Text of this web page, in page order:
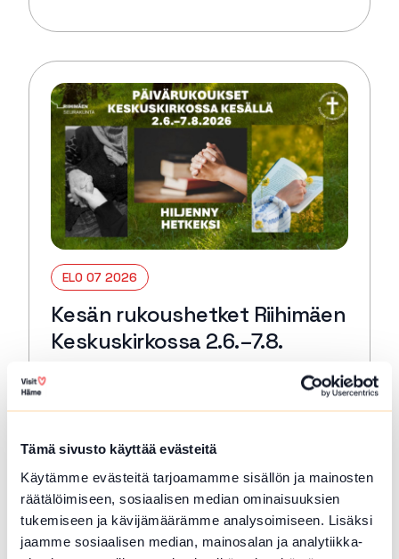
Tämä sivusto käyttää evästeitä
Käytämme evästeitä tarjoamamme sisällön ja mainosten
räätälöimiseen, sosiaalisen median ominaisuuksien
tukemiseen ja kävijämäärämme analysoimiseen. Lisäksi
jaamme sosiaalisen median, mainosalan ja analytiikka-
Lue lisää tapahtumasta Kesän rukoushetket
ELO 07 2026
Kesän rukoushetket Riihimäen
Keskuskirkossa 2.6.–7.8.
Tervetuloa kaikille avoimiin
Keskuskirkko. Kesto 15 min. 🙏🏻✝️ 🔖
rukous. Kestjo 30 min. ja…
Lue lisää tapahtumasta Kesän rukoushetket